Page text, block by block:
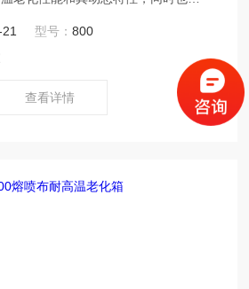
讯等方面的设备。适用于熔喷布行
布模具喷头、无纺布模具、喷丝板
之中，通过烘箱对上述配件的加热处
、老化处理从而保障了熔喷布模具烘
型号：800
查看详情